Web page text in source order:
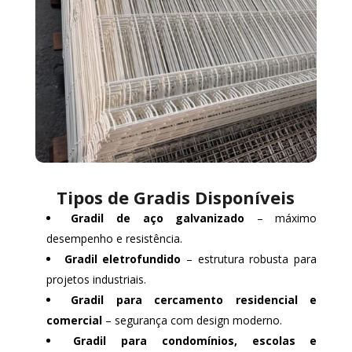
Tipos de Gradis Disponíveis
Gradil de aço galvanizado – máximo
desempenho e resistência.
Gradil eletrofundido – estrutura robusta para
projetos industriais.
Gradil para cercamento residencial e
comercial– segurança com design moderno.
Gradil para condomínios, escolas e